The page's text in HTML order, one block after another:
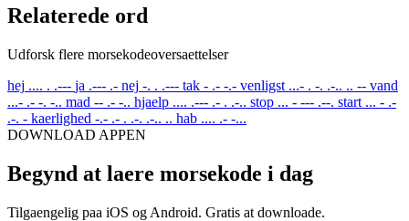
Relaterede ord
Udforsk flere morsekodeoversaettelser
hej .... . .--- ja .--- .- nej -. . .--- tak - .- -.- venligst ...- . -. .-.. .. -- vand
...- .- -. -.. mad -- .- -.. hjaelp .... .--- .- . .-.. stop ... - --- .--. start ... - .-
.-. - kaerlighed -.- .- . .-. .-.. .. hab .... .- -...
DOWNLOAD APPEN
Begynd at laere morsekode i dag
Tilgaengelig paa iOS og Android. Gratis at downloade.